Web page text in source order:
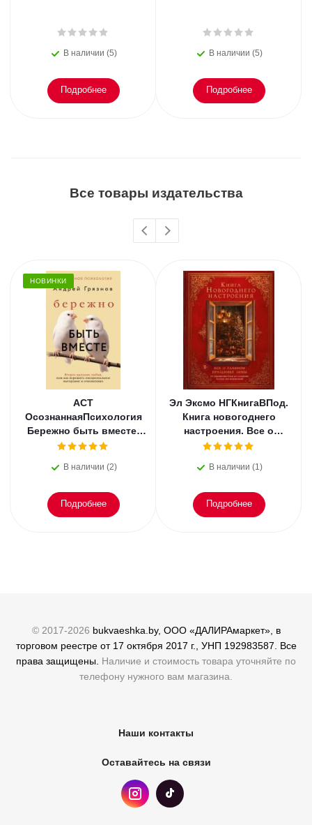
В наличии (5)
Подробнее
В наличии (5)
Подробнее
Все товары издательства
НОВИНКИ
АСТ
ОсознаннаяПсихология
Бережно быть вместе.
Второе дыхание любви,
эмоциональное
В наличии (2)
Подробнее
Эл Эксмо НГКнигаВПод.
Книга новогоднего
настроения. Все о
главном празднике
елки
В наличии (1)
Подробнее
© 2017-2026 bukvaeshka.by, ООО «ДАЛИРАмаркет», в
торговом реестре от 17 октября 2017 г., УНП 192983587. Все
права защищены. Наличие и стоимость товара уточняйте по
телефону нужного вам магазина.
Наши контакты
Оставайтесь на связи